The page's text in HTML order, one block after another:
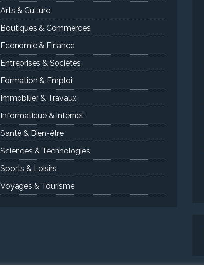
Arts & Culture
Boutiques & Commerces
Economie & Finance
Entreprises & Sociétés
Formation & Emploi
Immobilier & Travaux
Informatique & Internet
Santé & Bien-être
Sciences & Technologies
Sports & Loisirs
Voyages & Tourisme